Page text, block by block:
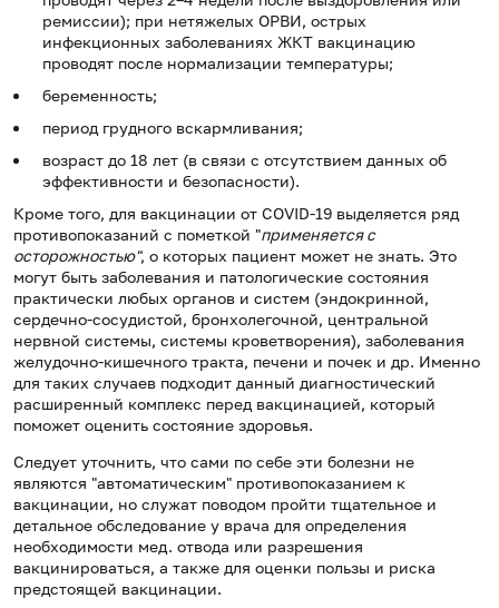
ремиссии); при нетяжелых ОРВИ, острых
инфекционных заболеваниях ЖКТ вакцинацию
проводят после нормализации температуры;
беременность;
период грудного вскармливания;
возраст до 18 лет (в связи с отсутствием данных об
эффективности и безопасности).
Кроме того, для вакцинации от COVID-19 выделяется ряд
противопоказаний с пометкой "применяется с
осторожностью", о которых пациент может не знать. Это
могут быть заболевания и патологические состояния
практически любых органов и систем (эндокринной,
сердечно-сосудистой, бронхолегочной, центральной
нервной системы, системы кроветворения), заболевания
желудочно-кишечного тракта, печени и почек и др. Именно
для таких случаев подходит данный диагностический
расширенный комплекс перед вакцинацией, который
поможет оценить состояние здоровья.
Следует уточнить, что сами по себе эти болезни не
являются "автоматическим" противопоказанием к
вакцинации, но служат поводом пройти тщательное и
детальное обследование у врача для определения
необходимости мед. отвода или разрешения
вакцинироваться, а также для оценки пользы и риска
предстоящей вакцинации.